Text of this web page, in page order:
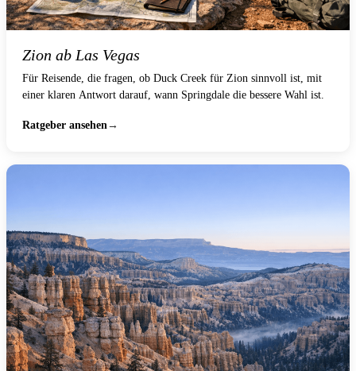
Zion ab Las Vegas
Für Reisende, die fragen, ob Duck Creek für Zion sinnvoll ist, mit
einer klaren Antwort darauf, wann Springdale die bessere Wahl ist.
Ratgeber ansehen